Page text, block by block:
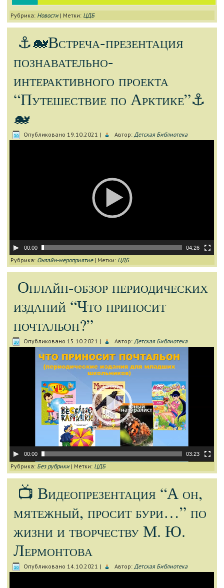
Рубрика: Новости | Метки: ЦДБ
⚓🐋Встреча-презентация
познавательно-
интерактивного проекта
“Путешествие по Арктике”⚓
🐋
Опубликовано 19.10.2021 | Автор: Детская Библиотека
00:00 04:26
Рубрика: Онлайн-мероприятие| Метки: ЦДБ
Онлайн-обзор периодических
изданий “Что приносит
почтальон?”
Опубликовано 15.10.2021 | Автор: Детская Библиотека
Видеоплеер
00:00 03:23
Рубрика: Без рубрики | Метки: ЦДБ
📺 Видеопрезентация “А он,
мятежный, просит бури…” по
жизни и творчеству М. Ю.
Лермонтова
Опубликовано 14.10.2021 | Автор: Детская Библиотека